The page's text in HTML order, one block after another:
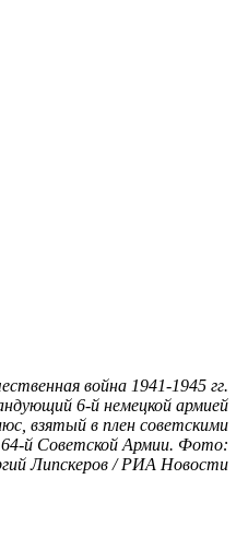
война 1941-1945 гг.
6-й немецкой армией
взятый в плен советскими
й Советской Армии. Фото:
Липскеров / РИА Новости